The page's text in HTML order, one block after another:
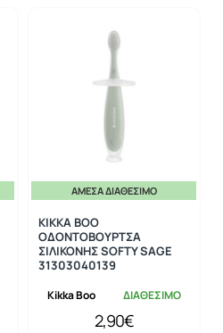
ΆΜΕΣΑ ΔΙΑΘΈΣΙΜΟ
Kikka Boo ΔΙΑΘΕΣΙΜΟ
KIKKA BOO
ΟΔΟΝΤΟΒΟΥΡΤΣΑ
ΣΙΛΙΚΟΝΗΣ SOFTY SAGE
31303040139
2,90€